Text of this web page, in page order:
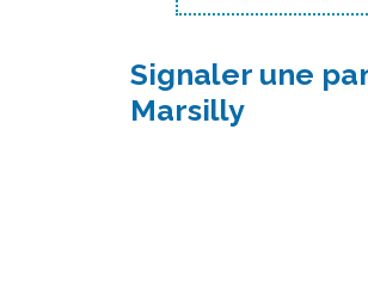
Signaler une
Marsilly